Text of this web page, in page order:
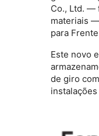
Co., Ltd. —
materiais
para Frente
Este novo
de giro